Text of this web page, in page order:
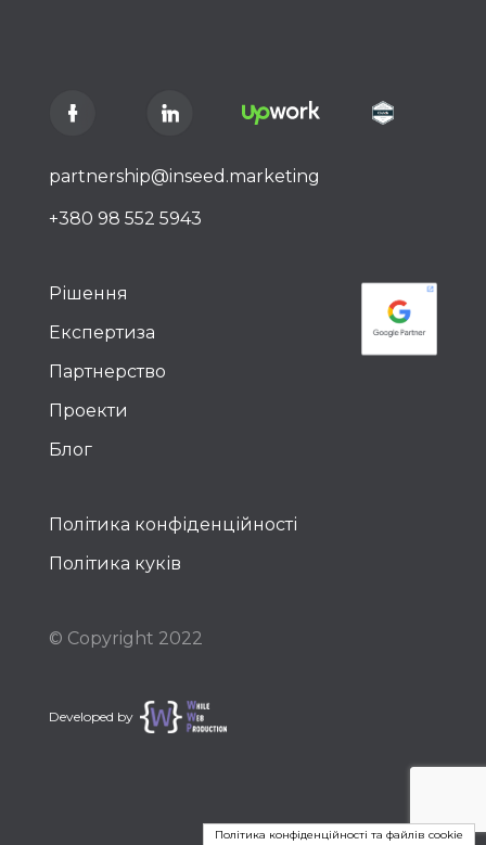
partnership@inseed.marketing
+380 98 552 5943
Рішення
Експертиза
Партнерство
Проекти
Блог
Політика конфіденційності
Політика куків
Developed by
© Copyright 2022
Політика конфіденційності та файлів cookie